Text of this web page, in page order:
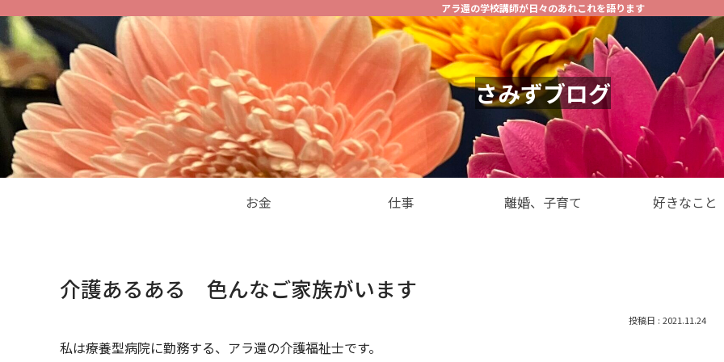
アラ還の学校講師が日々のあれこれを語ります
さみずブログ
お金 仕事 離婚、子育て 好きなこと
介護あるある 色んなご家族がいます
2021.11.24
私は療養型病院に勤務する、アラ還の介護福祉士です。